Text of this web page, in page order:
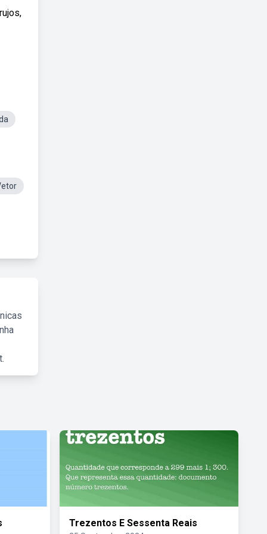
Trezentos E Sessenta Reais